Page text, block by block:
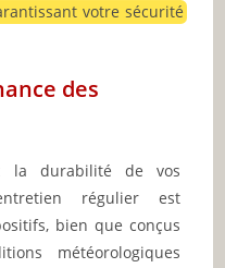
votre sécurité
des
la durabilité de vos
régulier est
bien que conçus
météorologiques